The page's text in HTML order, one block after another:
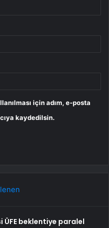
için adım, e-posta
kaydedilsin.
ÜFE beklentiye paralel